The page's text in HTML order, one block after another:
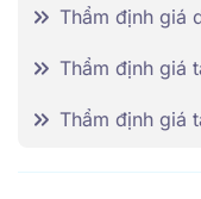
Thẩm định giá
Thẩm định giá
Thẩm định giá